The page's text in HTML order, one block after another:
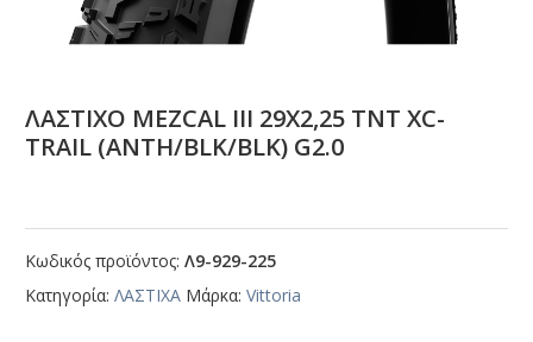
ΛΑΣΤΙΧΟ ΜΕΖCΑL ΙΙΙ 29Χ2,25 ΤΝΤ ΧC-
ΤRΑΙL (ΑΝΤΗ/ΒLΚ/ΒLΚ) G2.0
Κωδικός προϊόντος:Λ9-929-225
Κατηγορία:ΛΑΣΤΙΧΑ Μάρκα:Vittoria